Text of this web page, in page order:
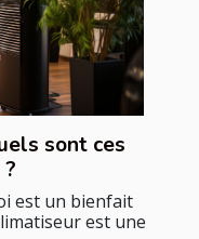
sont ces
est un bienfait
est une